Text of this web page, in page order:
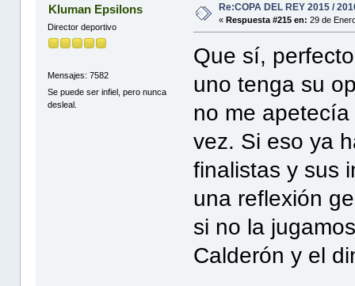
Kluman Epsilons
Director deportivo
Mensajes: 7582
Se puede ser infiel, pero nunca
desleal.
Re:COPA DEL REY 2015 /
«Respuesta #215 en: 29 de
Que sí,
uno tenga su
no me
vez. Si eso ya
finalistas y sus
una reflexión
si no la
Calderón y el